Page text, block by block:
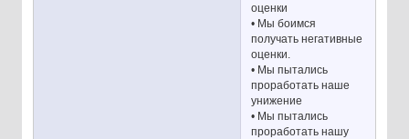
оценки
• Мы боимся
получать негативные
оценки.
• Мы пытались
проработать наше
унижение
• Мы пытались
проработать нашу